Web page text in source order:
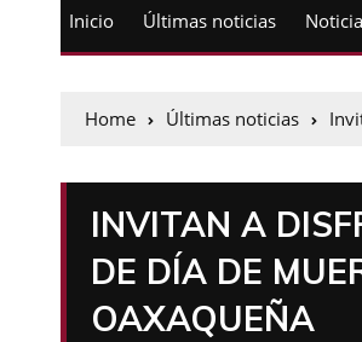
Inicio Últimas noticias
Home Últimas noticias
INVITAN A
DE DÍA DE
OAXAQUEÑA